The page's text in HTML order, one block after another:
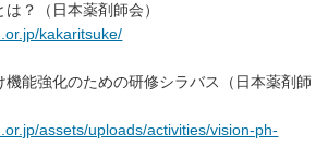
？（日本薬剤師会）
kakaritsuke/
機能強化のための研修シラバス（日本薬剤師
assets/uploads/activities/vision-ph-